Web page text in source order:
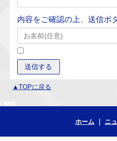
内容をご確認の上、送信ボ
▲TOPに戻る
ホーム ニ